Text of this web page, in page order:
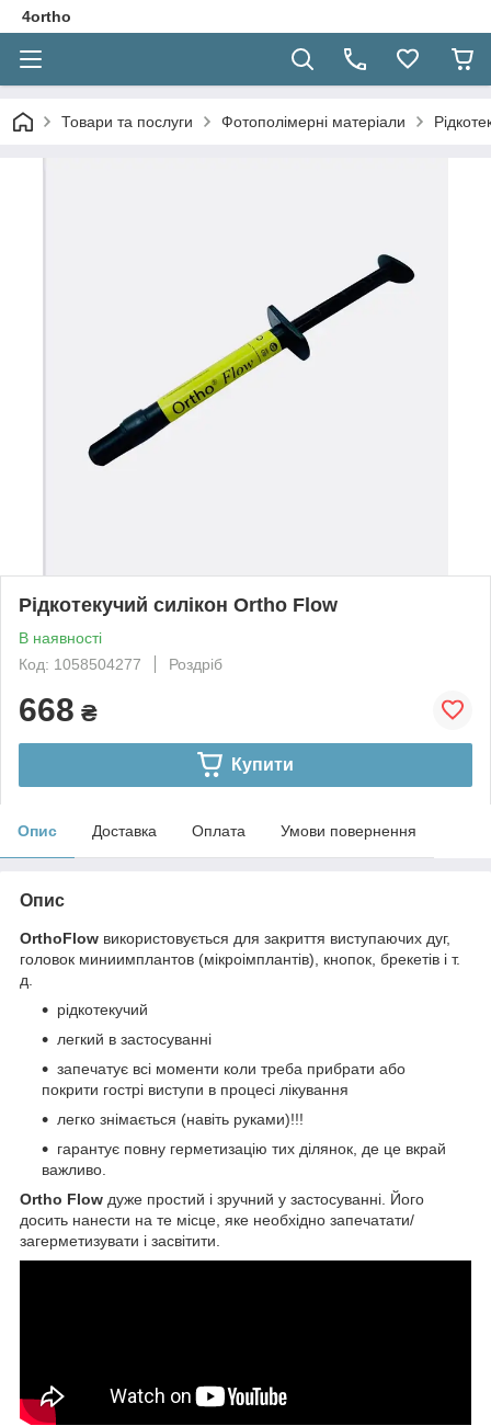
4ortho
Товари та послуги Фотополімерні матеріали
Рідкотекучий силікон Ortho Flow
В наявності
Код: 1058504277
Роздріб
668 ₴
Купити
Опис Доставка Оплата Умови повернення
Опис
OrthoFlow використовується для закриття виступаючих дуг,
головок миниимплантов (мікроімплантів), кнопок, брекетів і т.
д.
рідкотекучий
легкий в застосуванні
запечатує всі моменти коли треба прибрати або
покрити гострі виступи в процесі лікування
легко знімається (навіть руками)!!!
гарантує повну герметизацію тих ділянок, де це вкрай
важливо.
Ortho Flow дуже простий і зручний у застосуванні. Його
досить нанести на те місце, яке необхідно запечатати/
загерметизувати і засвітити.